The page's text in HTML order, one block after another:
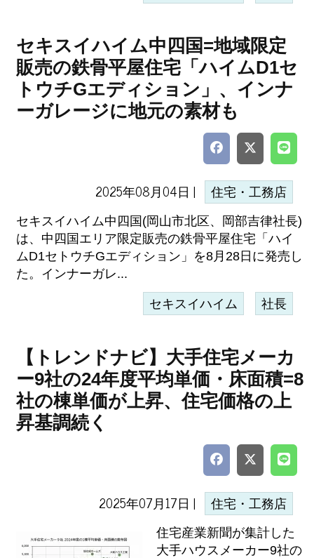
セキスイハイム中四国=地域限定
販売の鉄骨平屋住宅「ハイムD1セ
トウチGエディション」、インナ
ーガレージに地元の素材も
2025年08月04日 | 住宅・工務店
セキスイハイム中四国(岡山市北区、岡部吉律社長)
は、中四国エリア限定販売の鉄骨平屋住宅「ハイ
ムD1セトウチGエディション」を8月28日に発売し
た。インナーガレ...
セキスイハイム 社長
【トレンドナビ】大手住宅メーカ
ー9社の24年度平均単価・床面積=8
社の棟単価が上昇、住宅価格の上
昇基調続く
2025年07月17日 | 住宅・工務店
住宅産業新聞が集計した
大手ハウスメーカー9社の